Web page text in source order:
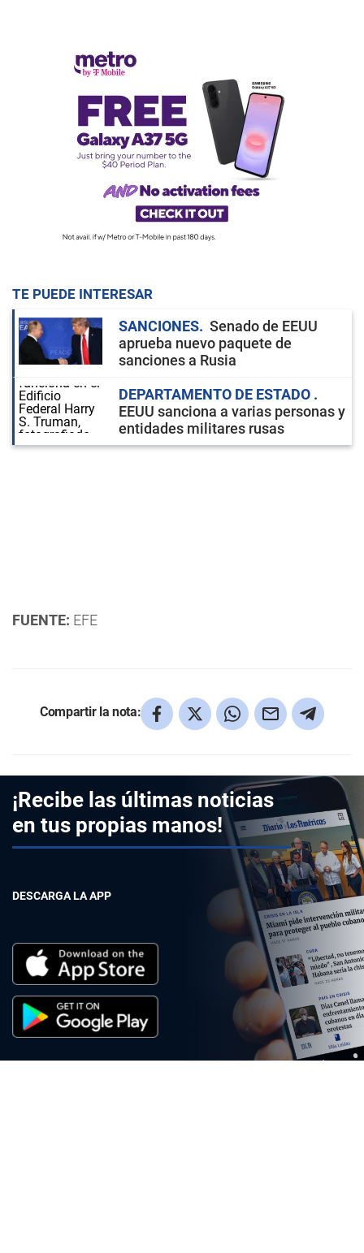
TE PUEDE INTERESAR
SANCIONES
Senado de EEUU
aprueba nuevo paquete de
sanciones a Rusia
DEPARTAMENTO DE ESTADO
EEUU sanciona a varias personas y
entidades militares rusas
FUENTE: EFE
Compartir la nota:
¡Recibe las últimas noticias
en tus propias manos!
DESCARGA LA APP